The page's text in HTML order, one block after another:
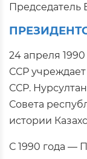
Председатель
24 апреля
ССР
ССР.
Совета
истории
С 1990 года —